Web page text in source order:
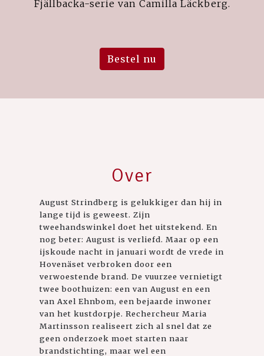
Fjällbacka-serie van Camilla Läckberg.
Bestel nu
Over
August Strindberg is gelukkiger dan hij in
lange tijd is geweest. Zijn
tweehandswinkel doet het uitstekend. En
nog beter: August is verliefd. Maar op een
ijskoude nacht in januari wordt de vrede in
Hovenäset verbroken door een
verwoestende brand. De vuurzee vernietigt
twee boothuizen: een van August en een
van Axel Ehnbom, een bejaarde inwoner
van het kustdorpje. Rechercheur Maria
Martinsson realiseert zich al snel dat ze
geen onderzoek moet starten naar
brandstichting, maar wel een